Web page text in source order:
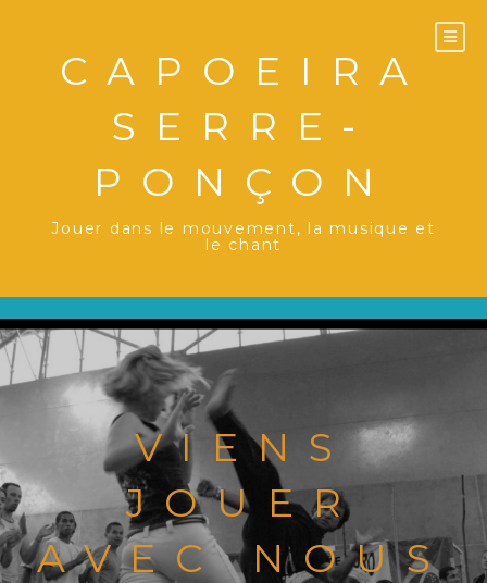
CAPOEIRA
SERRE-
PONÇON
Jouer dans le mouvement, la musique et
le chant
VIENS
JOUER
AVEC NOUS